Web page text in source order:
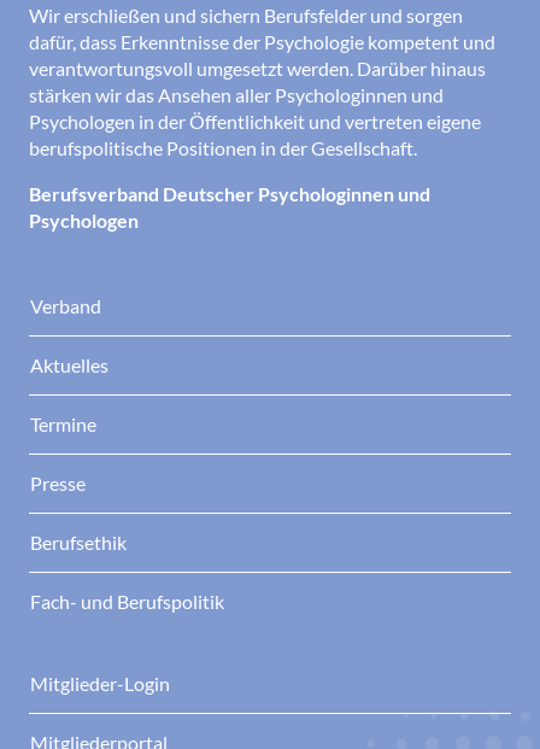
Wir erschließen und sichern Berufsfelder und sorgen
dafür, dass Erkenntnisse der Psychologie kompetent und
verantwortungsvoll umgesetzt werden. Darüber hinaus
stärken wir das Ansehen aller Psychologinnen und
Psychologen in der Öffentlichkeit und vertreten eigene
berufspolitische Positionen in der Gesellschaft.
Berufsverband Deutscher Psychologinnen und
Psychologen
Verband
Aktuelles
Termine
Presse
Berufsethik
Fach- und Berufspolitik
Mitglieder-Login
Mitgliederportal